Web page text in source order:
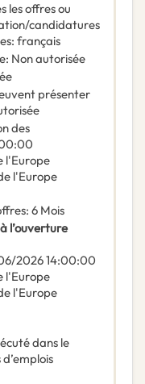
les offres ou
candidatures
: français
: Non autorisée
présenter
des
l'Europe
l'Europe
: 6 Mois
l’ouverture
202614:00:00
l'Europe
l'Europe
dans le